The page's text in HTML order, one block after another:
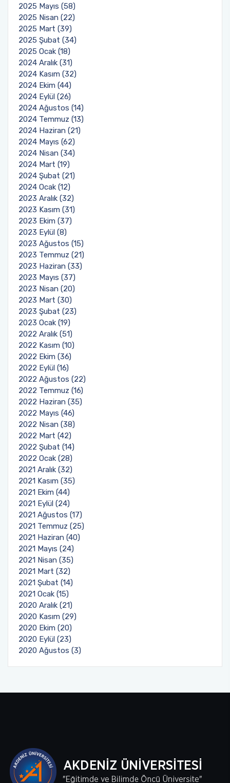
2025 Mayıs (58)
2025 Nisan (22)
2025 Mart (39)
2025 Şubat (34)
2025 Ocak (18)
2024 Aralık (31)
2024 Kasım (32)
2024 Ekim (44)
2024 Eylül (26)
2024 Ağustos (14)
2024 Temmuz (13)
2024 Haziran (21)
2024 Mayıs (62)
2024 Nisan (34)
2024 Mart (19)
2024 Şubat (21)
2024 Ocak (12)
2023 Aralık (32)
2023 Kasım (31)
2023 Ekim (37)
2023 Eylül (8)
2023 Ağustos (15)
2023 Temmuz (21)
2023 Haziran (33)
2023 Mayıs (37)
2023 Nisan (20)
2023 Mart (30)
2023 Şubat (23)
2023 Ocak (19)
2022 Aralık (51)
2022 Kasım (10)
2022 Ekim (36)
2022 Eylül (16)
2022 Ağustos (22)
2022 Temmuz (16)
2022 Haziran (35)
2022 Mayıs (46)
2022 Nisan (38)
2022 Mart (42)
2022 Şubat (14)
2022 Ocak (28)
2021 Aralık (32)
2021 Kasım (35)
2021 Ekim (44)
2021 Eylül (24)
2021 Ağustos (17)
2021 Temmuz (25)
2021 Haziran (40)
2021 Mayıs (24)
2021 Nisan (35)
2021 Mart (32)
2021 Şubat (14)
2021 Ocak (15)
2020 Aralık (21)
2020 Kasım (29)
2020 Ekim (20)
2020 Eylül (23)
2020 Ağustos (3)